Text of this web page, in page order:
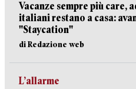
Vacanze sempre più care,
italiani restano a casa:
"Staycation"
di Redazione web
L’allarme